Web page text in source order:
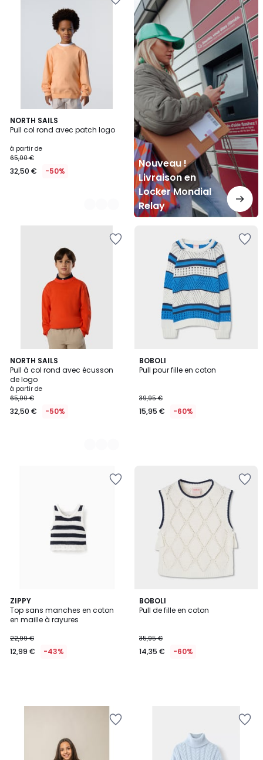
NORTH SAILS
Pull col rond avec patch logo
à partir de
65,00 €
32,50 € -50%
4
Couleurs
Nouveau !
Livraison en
Locker Mondial
Relay
Livraison
en
Locker
Mondial
Relay
NORTH SAILS
Pull à col rond avec écusson
de logo
à partir de
65,00 €
32,50 € -50%
2
Couleurs
BOBOLI
Pull pour fille en coton
39,95 €
15,95 € -60%
ZIPPY
Top sans manches en coton
en maille à rayures
22,99 €
12,99 € -43%
BOBOLI
Pull de fille en coton
35,95 €
14,35 € -60%